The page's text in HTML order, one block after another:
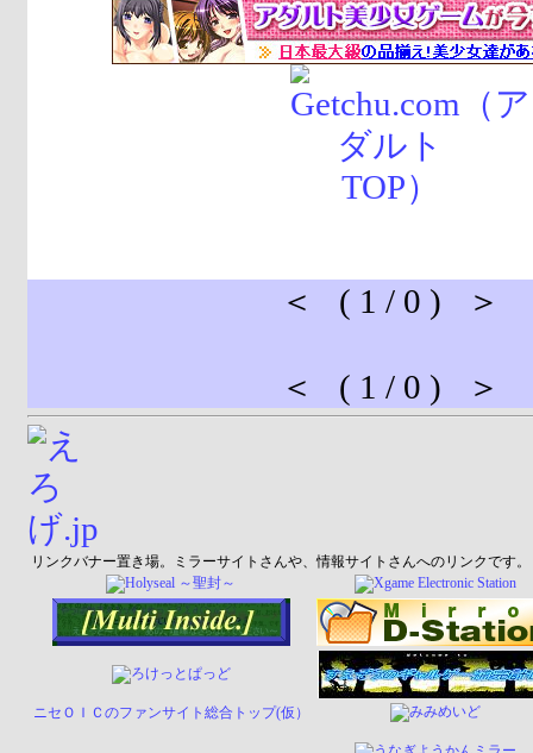
＜ ( 1 / 0 ) ＞
＜ ( 1 / 0 ) ＞
リンクバナー置き場。ミラーサイトさんや、情報サイトさんへのリンクです。
ニセＯＩＣのファンサイト総合トップ(仮）